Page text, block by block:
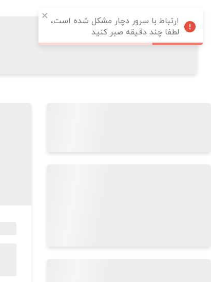
ارتباط با سرور دچار مشکل شده است،
لطفا چند دقیقه صبر کنید